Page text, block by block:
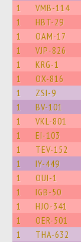
1 VMB-114
1 HBT-29
1 OAM-17
1 VJP-826
1 KRG-1
1 OX-816
1 ZSI-9
1 BV-101
1 VKL-801
1 EI-103
1 TEV-152
1 IY-449
1 OUI-1
1 IGB-50
1 HJO-341
1 OER-501
1 THA-632